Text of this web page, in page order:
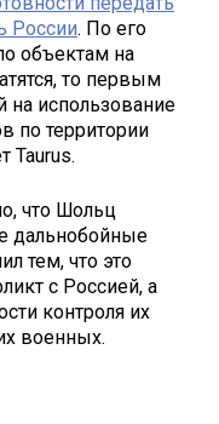
России. По его
объектам на
то первым
на использование
по территории
Taurus.
что Шольц
дальнобойные
тем, что это
с Россией, а
контроля их
военных.